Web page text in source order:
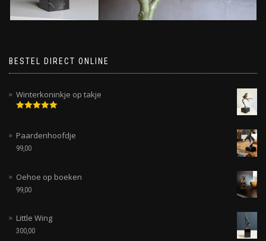
BESTEL DIRECT ONLINE
Winterkoninkje op takje
Paardenhoofdje
99,00
Oehoe op boeken
99,00
Little Wing
300,00